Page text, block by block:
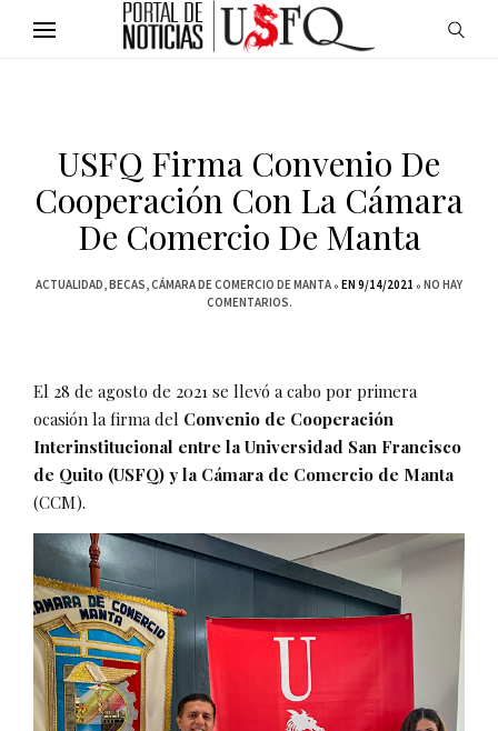
USFQ Firma Convenio De
Cooperación Con La Cámara
De Comercio De Manta
ACTUALIDAD BECAS CÁMARA DE COMERCIO DE MANTA EN 9/14/2021
NO HAY
COMENTARIOS.
El 28 de agosto de 2021 se llevó a cabo por primera
ocasión la firma del Convenio de Cooperación
Interinstitucional entre la Universidad San Francisco
de Quito (USFQ) y la Cámara de Comercio de Manta
(CCM).